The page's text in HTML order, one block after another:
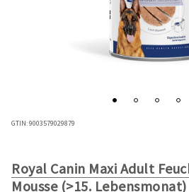
GTIN:9003579029879
Royal Canin Maxi Adult
Mousse (>15. Lebensmonat)